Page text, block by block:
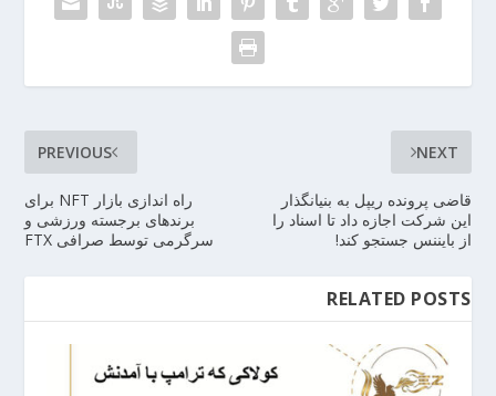
PREVIOUS
راه اندازی بازار NFT برای
برندهای برجسته ورزشی و
سرگرمی توسط صرافی FTX
NEXT
قاضی پرونده ریپل به بنیانگذار
این شرکت اجازه داد تا اسناد را
از بایننس جستجو کند!
RELATED POSTS